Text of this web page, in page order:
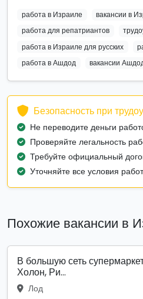
работа в Израиле
вакансии в
работа для репатриантов
работа в Израиле для русских
работа в Ашдод
вакансии
Безопасность при
Не переводите деньги
Проверяйте легальность
Требуйте официальный
Уточняйте все условия
Похожие вакансии в
В большую сеть
Холон, Ри...
Лод